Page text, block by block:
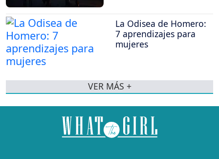
La Odisea de Homero:
7 aprendizajes para
mujeres
VER MÁS +